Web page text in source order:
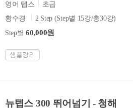
영어 텝스
초급
황수경
2 Step (Step별 15강/총30강)
Step별60,000원
샘플강의
뉴텝스 300 뛰어넘기 - 청해